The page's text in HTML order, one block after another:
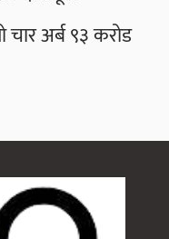
चार अर्ब ९३ करोड